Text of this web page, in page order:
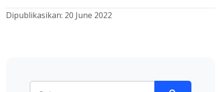
Dipublikasikan: 20 June 2022